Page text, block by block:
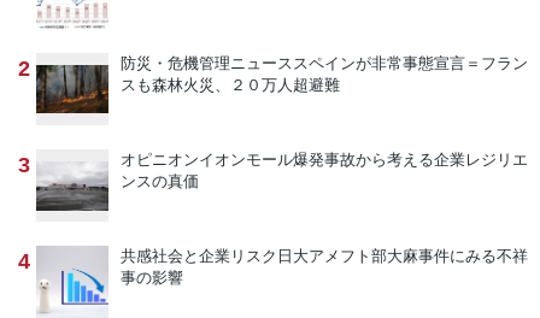
2 防災・危機管理ニューススペインが非常事態宣言＝フラン
スも森林火災、２０万人超避難
3 オピニオンイオンモール爆発事故から考える企業レジリエ
ンスの真価
4 共感社会と企業リスク 日大アメフト部大麻事件にみる不祥
事の影響